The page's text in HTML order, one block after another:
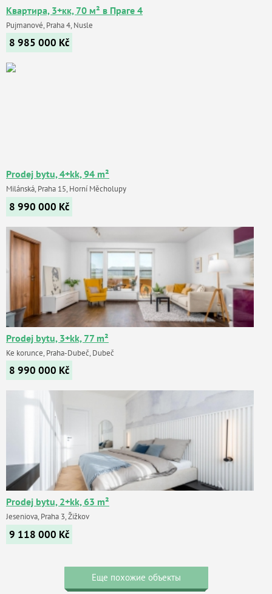
Квартира, 3+кк, 70 м² в Праге 4
Pujmanové, Praha 4, Nusle
8 985 000 Kč
Prodej bytu, 4+kk, 94 m²
Milánská, Praha 15, Horní Měcholupy
8 990 000 Kč
Prodej bytu, 3+kk, 77 m²
Ke korunce, Praha-Dubeč, Dubeč
8 990 000 Kč
Prodej bytu, 2+kk, 63 m²
Jeseniova, Praha 3, Žižkov
9 118 000 Kč
Еще похожие объекты